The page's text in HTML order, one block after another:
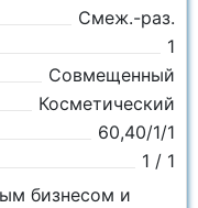
Смеж.-раз.
1
Совмещенный
Косметический
60,40/1/1
1 / 1
бизнесом и